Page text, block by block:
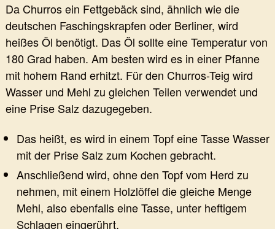
Da Churros ein Fettgebäck sind, ähnlich wie die
deutschen Faschingskrapfen oder Berliner, wird
heißes Öl benötigt. Das Öl sollte eine Temperatur von
180 Grad haben. Am besten wird es in einer Pfanne
mit hohem Rand erhitzt. Für den Churros-Teig wird
Wasser und Mehl zu gleichen Teilen verwendet und
eine Prise Salz dazugegeben.
Das heißt, es wird in einem Topf eine Tasse Wasser
mit der Prise Salz zum Kochen gebracht.
Anschließend wird, ohne den Topf vom Herd zu
nehmen, mit einem Holzlöffel die gleiche Menge
Mehl, also ebenfalls eine Tasse, unter heftigem
Schlagen eingerührt.